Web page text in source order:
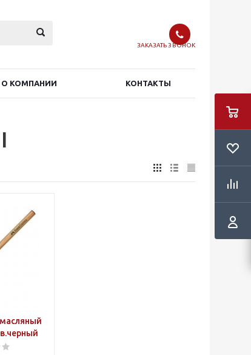
ЗАКАЗАТЬ ЗВОНОК
О КОМПАНИИ КОНТАКТЫ